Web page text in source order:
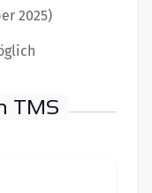
2025)
TMS